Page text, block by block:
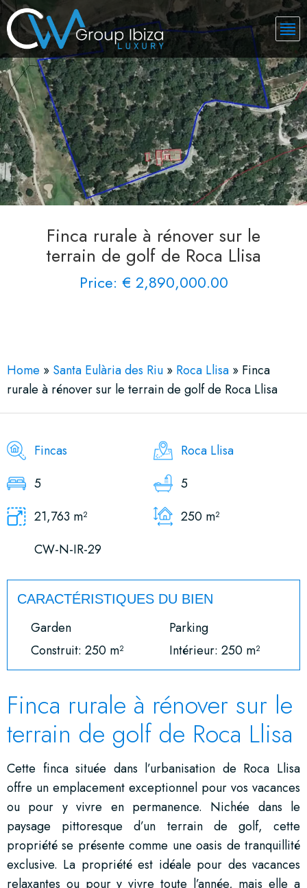
Finca rurale à rénover sur le
terrain de golf de Roca Llisa
Price: € 2,890,000.00
Home » Santa Eulària des Riu » Roca Llisa » Finca
rurale à rénover sur le terrain de golf de Roca Llisa
Fincas
Roca Llisa
5
5
21,763 m²
250 m²
CW-N-IR-29
CARACTÉRISTIQUES DU BIEN
Garden
Parking
Construit: 250 m²
Intérieur: 250 m²
Finca rurale à rénover sur le
terrain de golf de Roca Llisa
Cette finca située dans l’urbanisation de Roca Llisa
offre un emplacement exceptionnel pour vos vacances
ou pour y vivre en permanence. Nichée dans le
paysage pittoresque d’un terrain de golf, cette
propriété se présente comme une oasis de tranquillité
exclusive. La propriété est idéale pour des vacances
relaxantes ou pour y vivre toute l’année, mais elle a